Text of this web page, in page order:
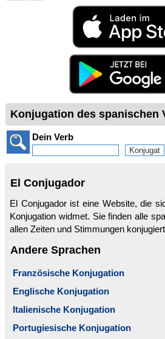
Konjugation des spanischen
Dein Verb
El Conjugador
El Conjugador ist eine Website, die
Konjugation widmet. Sie finden alle
allen Zeiten und Stimmungen
Andere Sprachen
Französische Konjugation
Englische Konjugation
Italienische Konjugation
Portugiesische Konjugation